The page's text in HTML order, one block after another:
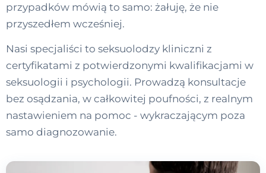
przypadków mówią to samo: żałuję, że nie
przyszedłem wcześniej.
Nasi specjaliści to seksuolodzy kliniczni z
certyfikatami z potwierdzonymi kwalifikacjami w
seksuologii i psychologii. Prowadzą konsultacje
bez osądzania, w całkowitej poufności, z realnym
nastawieniem na pomoc - wykraczającym poza
samo diagnozowanie.